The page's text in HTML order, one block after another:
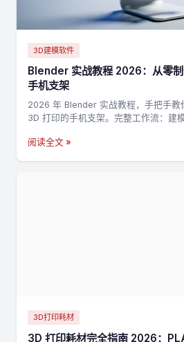
3D建模软件
Blender 实战教程 2026：从零
手机支架
2026 年 Blender 实战教程，手把手教
3D 打印的手机支架。完整工作流：建
阅读全文 »
3D打印耗材
3D 打印耗材完全指南 2026：